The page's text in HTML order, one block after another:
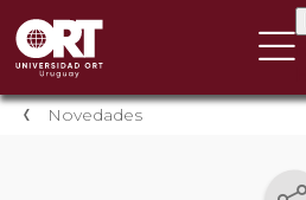
Novedades